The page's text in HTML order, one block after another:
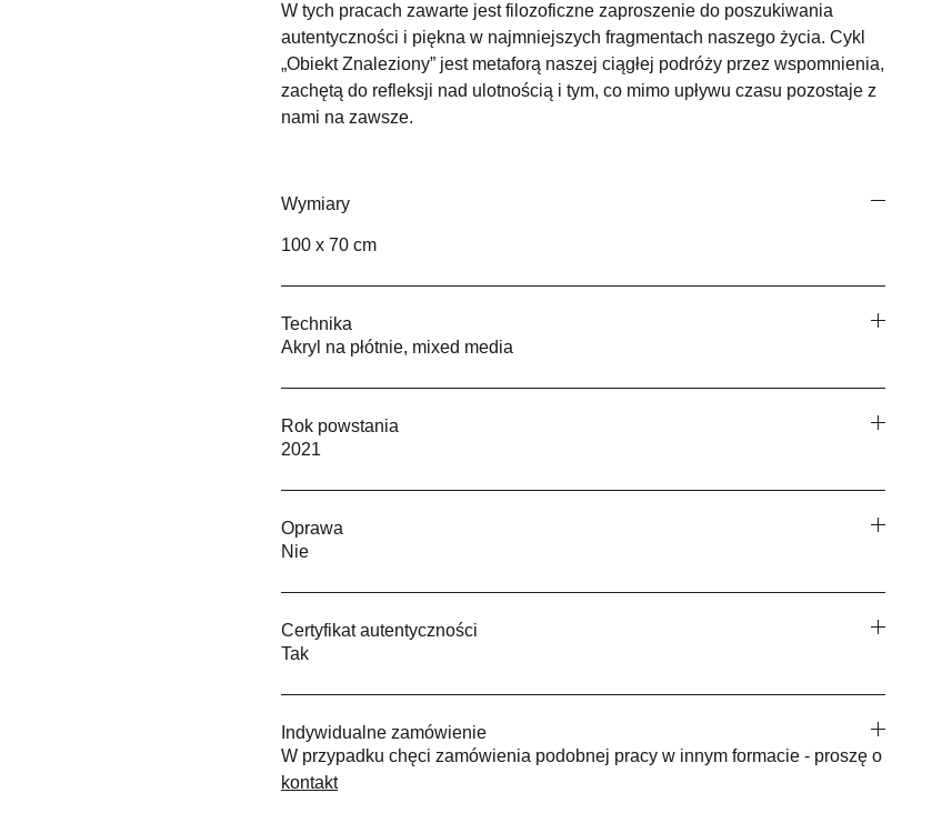
W tych pracach zawarte jest filozoficzne zaproszenie do poszukiwania
autentyczności i piękna w najmniejszych fragmentach naszego życia. Cykl
„Obiekt Znaleziony” jest metaforą naszej ciągłej podróży przez wspomnienia,
zachętą do refleksji nad ulotnością i tym, co mimo upływu czasu pozostaje z
nami na zawsze.
Wymiary
100 x 70 cm
Technika
Akryl na płótnie, mixed media
Rok powstania
2021
Oprawa
Nie
Certyfikat autentyczności
Tak
Indywidualne zamówienie
W przypadku chęci zamówienia podobnej pracy w innym formacie - proszę o
kontakt